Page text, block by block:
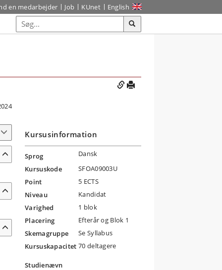
en medarbejder Job KUnet English
Kursusinformation
Sprog
Dansk
Kursuskode
SFOA09003U
Point
5 ECTS
Niveau
Kandidat
Varighed
1 blok
Placering
Efterår og Blok 1
Skemagruppe
Se Syllabus
Kursuskapacitet 70 deltagere
Studienævn